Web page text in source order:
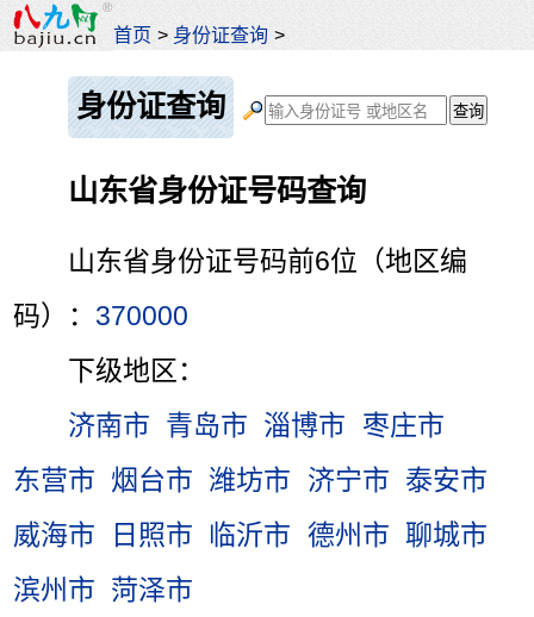
首页 > 身份证查询 >
身份证查询
山东省身份证号码查询
山东省身份证号码前6位（地区编
码）： 370000
下级地区：
济南市 青岛市 淄博市 枣庄市
东营市 烟台市 潍坊市 济宁市 泰安市
威海市
日照市 临沂市 德州市 聊城市
滨州市 菏泽市